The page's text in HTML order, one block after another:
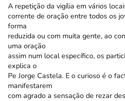
A repetição da vigília em vários
corrente de oração entre todos os
forma
reduzida ou com muita gente, ao
uma oração
assim num local específico, os
explica o
Pe Jorge Castela. E o curioso é o
manifestarem
com agrado a sensação de rezar